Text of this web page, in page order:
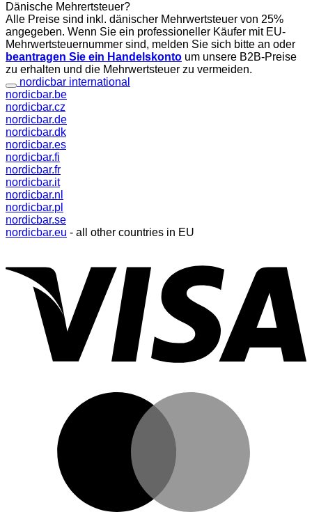
Dänische Mehrertsteuer?
Alle Preise sind inkl. dänischer Mehrwertsteuer von 25%
angegeben. Wenn Sie ein professioneller Käufer mit EU-
Mehrwertsteuernummer sind, melden Sie sich bitte an oder
beantragen Sie ein Handelskonto um unsere B2B-Preise
zu erhalten und die Mehrwertsteuer zu vermeiden.
nordicbar international
nordicbar.be
nordicbar.cz
nordicbar.de
nordicbar.dk
nordicbar.es
nordicbar.fi
nordicbar.fr
nordicbar.it
nordicbar.nl
nordicbar.pl
nordicbar.se
nordicbar.eu - all other countries in EU